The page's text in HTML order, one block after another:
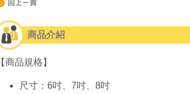
商品介紹
【商品規格】
尺寸：6吋、7吋、8吋